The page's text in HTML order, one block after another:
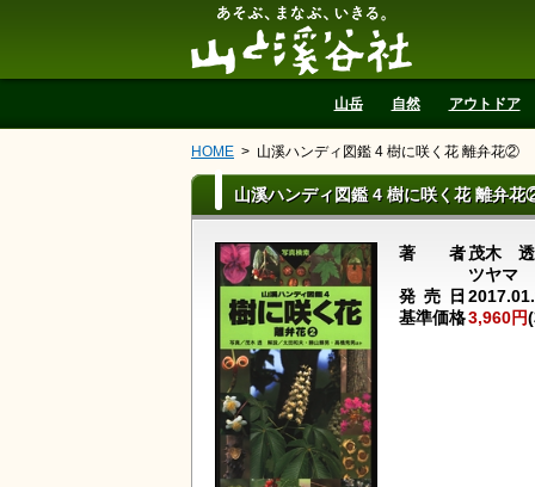
山岳 自然 アウトドア
HOME 山溪ハンディ図鑑 4 樹に咲く花 離弁花②
山溪ハンディ図鑑 4 樹に咲く花 離弁
著者
茂木
ツヤマ
発売日
基準価格3,960円